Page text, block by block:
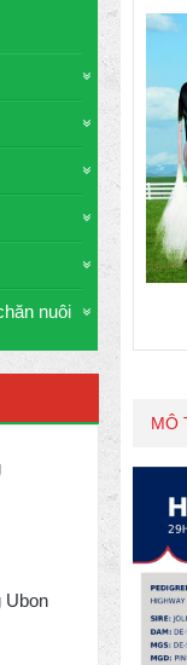
nuôi
Ubon
MÔ